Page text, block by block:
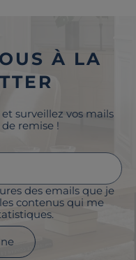
À LA
surveillez vos mails
remise !
des emails que je
contenus qui me